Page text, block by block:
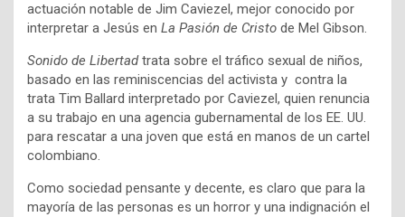
actuación notable de Jim Caviezel, mejor conocido por
interpretar a Jesús en La Pasión de Cristo de Mel Gibson.
Sonido de Libertadtrata sobre el tráfico sexual de niños,
basado en las reminiscencias del activista y contra la
trata Tim Ballard interpretado por Caviezel, quien renuncia
a su trabajo en una agencia gubernamental de los EE. UU.
para rescatar a una joven que está en manos de un cartel
colombiano.
Como sociedad pensante y decente, es claro que para la
mayoría de las personas es un horror y una indignación el